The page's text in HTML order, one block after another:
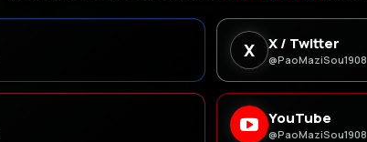
X X / Twitter
@PaoMaziSou1908
YouTube
@PaoMaziSou1908